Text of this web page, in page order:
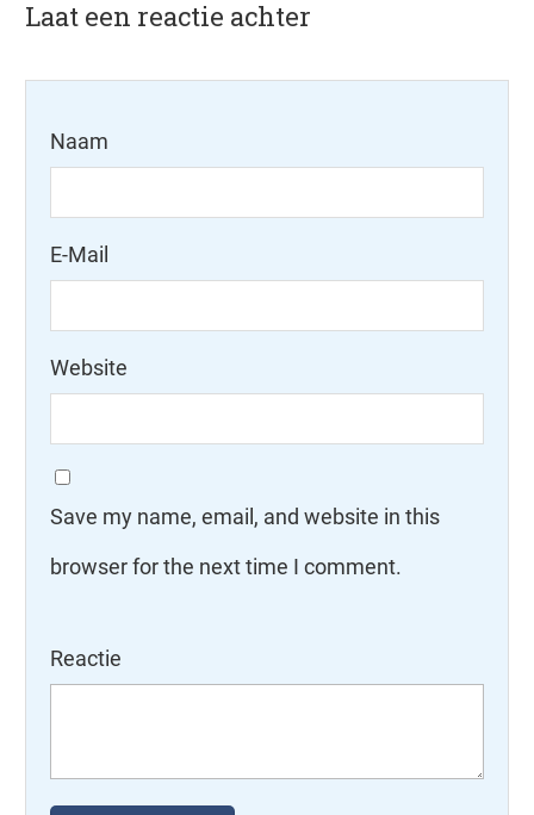
Laat een reactie achter
Naam
E-Mail
Website
Save my name, email, and website in this
browser for the next time I comment.
Reactie